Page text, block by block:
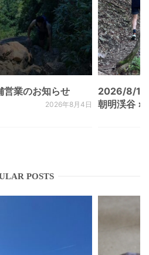
業のお知らせ
2026年8月4日
2026/8/
朝明渓谷 ×
POSTS